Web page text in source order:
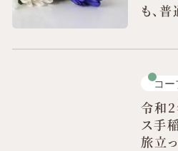
も、
コー
令和2
ス手
旅立